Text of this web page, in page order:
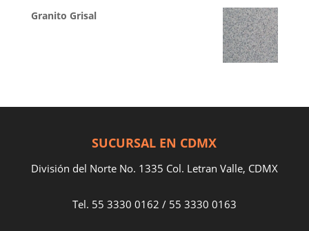
Granito Grisal
SUCURSAL EN CDMX
División del Norte No. 1335 Col. Letran Valle, CDMX
Tel. 55 3330 0162 / 55 3330 0163